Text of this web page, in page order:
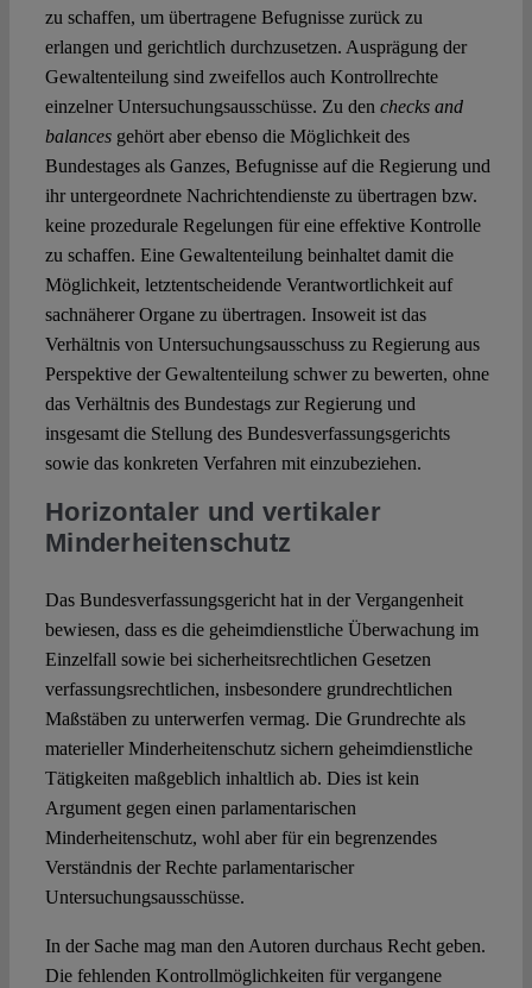
zu schaffen, um übertragene Befugnisse zurück zu
erlangen und gerichtlich durchzusetzen. Ausprägung der
Gewaltenteilung sind zweifellos auch Kontrollrechte
einzelner Untersuchungsausschüsse. Zu den checks and
balancesgehört aber ebenso die Möglichkeit des
Bundestages als Ganzes, Befugnisse auf die Regierung und
ihr untergeordnete Nachrichtendienste zu übertragen bzw.
keine prozedurale Regelungen für eine effektive Kontrolle
zu schaffen. Eine Gewaltenteilung beinhaltet damit die
Möglichkeit, letztentscheidende Verantwortlichkeit auf
sachnäherer Organe zu übertragen. Insoweit ist das
Verhältnis von Untersuchungsausschuss zu Regierung aus
Perspektive der Gewaltenteilung schwer zu bewerten, ohne
das Verhältnis des Bundestags zur Regierung und
insgesamt die Stellung des Bundesverfassungsgerichts
sowie das konkreten Verfahren mit einzubeziehen.
Horizontaler und vertikaler
Minderheitenschutz
Das Bundesverfassungsgericht hat in der Vergangenheit
bewiesen, dass es die geheimdienstliche Überwachung im
Einzelfall sowie bei sicherheitsrechtlichen Gesetzen
verfassungsrechtlichen, insbesondere grundrechtlichen
Maßstäben zu unterwerfen vermag. Die Grundrechte als
materieller Minderheitenschutz sichern geheimdienstliche
Tätigkeiten maßgeblich inhaltlich ab. Dies ist kein
Argument gegen einen parlamentarischen
Minderheitenschutz, wohl aber für ein begrenzendes
Verständnis der Rechte parlamentarischer
Untersuchungsausschüsse.
In der Sache mag man den Autoren durchaus Recht geben.
Die fehlenden Kontrollmöglichkeiten für vergangene